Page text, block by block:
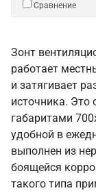
Сравнение
Зонт
работает
и затягивает
источника. Это
габаритами
удобной в
выполнен из
боящейся
такого типа